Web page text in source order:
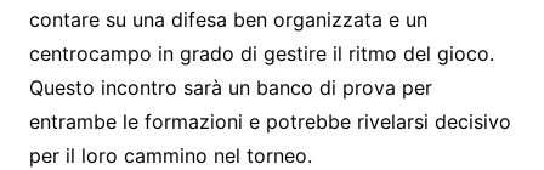
contare su una difesa ben organizzata e un
centrocampo in grado di gestire il ritmo del gioco.
Questo incontro sarà un banco di prova per
entrambe le formazioni e potrebbe rivelarsi decisivo
per il loro cammino nel torneo.